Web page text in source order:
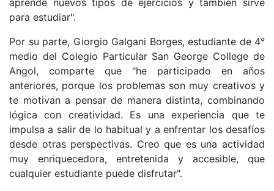
aprende nuevos tipos de ejercicios y también sirve
para estudiar".
Por su parte, Giorgio Galgani Borges, estudiante de 4°
medio del Colegio Particular San George College de
Angol, comparte que "he participado en años
anteriores, porque los problemas son muy creativos y
te motivan a pensar de manera distinta, combinando
lógica con creatividad. Es una experiencia que te
impulsa a salir de lo habitual y a enfrentar los desafíos
desde otras perspectivas. Creo que es una actividad
muy enriquecedora, entretenida y accesible, que
cualquier estudiante puede disfrutar".